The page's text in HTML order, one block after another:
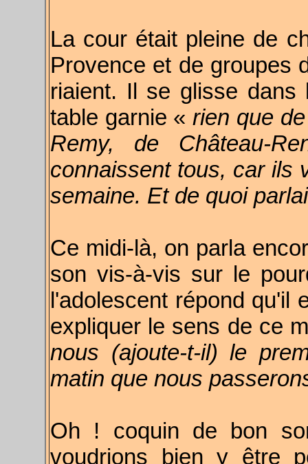
La cour était pleine de
Provence et de groupes
riaient. Il se glisse
table garnie «rien que
Remy, de Château-
connaissent tous, car ils
semaine. Et de quoi
Ce midi-là, on parla
son vis-à-vis sur le
l'adolescent répond qu'il
expliquer le sens de ce
nous (ajoute-t-il) le
matin que nous
Oh ! coquin de bon
voudrions bien y être